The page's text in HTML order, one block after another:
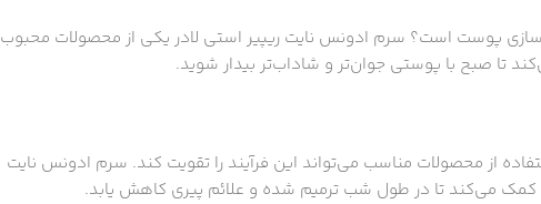
پوست است؟ سرم ادونس نایت ریپیر استی لادر یکی از محصولات محبوب
تا صبح با پوستی جوان‌تر و شاداب‌تر بیدار شوید.
از محصولات مناسب می‌تواند این فرآیند را تقویت کند. سرم ادونس نایت
کمک می‌کند تا در طول شب ترمیم شده و علائم پیری کاهش یابد.